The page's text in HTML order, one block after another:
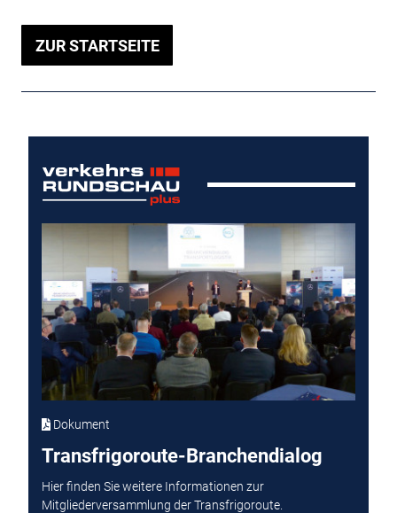
ZUR STARTSEITE
Dokument
Transfrigoroute-Branchendialog
Hier finden Sie weitere Informationen zur
Mitgliederversammlung der Transfrigoroute.